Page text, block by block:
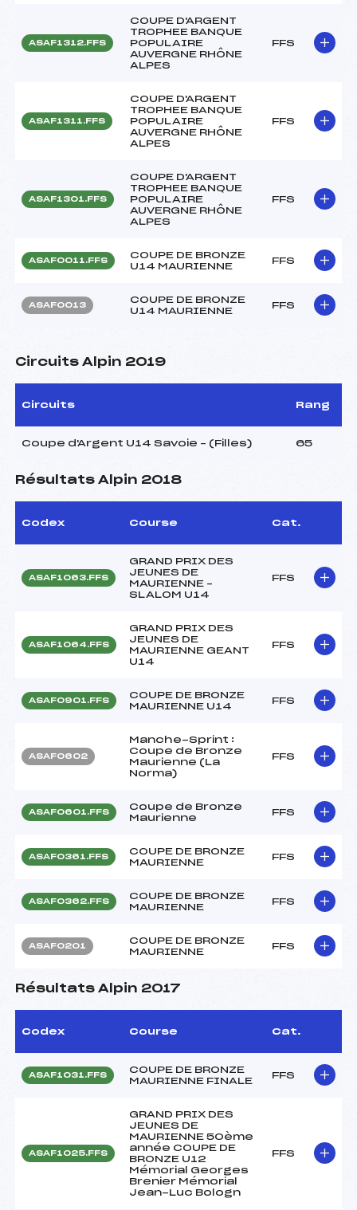
ASAF1312.FFS
COUPE D'ARGENT
TROPHEE BANQUE
POPULAIRE
AUVERGNE RHÔNE
ALPES
FFS
ASAF1311.FFS
COUPE D'ARGENT
TROPHEE BANQUE
POPULAIRE
AUVERGNE RHÔNE
ALPES
FFS
ASAF1301.FFS
COUPE D'ARGENT
TROPHEE BANQUE
POPULAIRE
AUVERGNE RHÔNE
ALPES
FFS
ASAF0011.FFS
COUPE DE BRONZE
U14 MAURIENNE
FFS
ASAF0013
COUPE DE BRONZE
U14 MAURIENNE
FFS
Circuits Alpin 2019
Circuits Rang
Coupe d'Argent U14 Savoie – (Filles) 65
Résultats Alpin 2018
Codex Course Cat.
ASAF1063.FFS
GRAND PRIX DES
JEUNES DE
MAURIENNE –
SLALOM U14
FFS
ASAF1064.FFS
GRAND PRIX DES
JEUNES DE
MAURIENNE GEANT
U14
FFS
ASAF0901.FFS
COUPE DE BRONZE
MAURIENNE U14
FFS
ASAF0602
Manche-Sprint :
Coupe de Bronze
Maurienne (La
Norma)
FFS
ASAF0601.FFS
Coupe de Bronze
Maurienne
FFS
ASAF0361.FFS
COUPE DE BRONZE
MAURIENNE
FFS
ASAF0362.FFS
COUPE DE BRONZE
MAURIENNE
FFS
ASAF0201
COUPE DE BRONZE
MAURIENNE
FFS
Résultats Alpin 2017
Codex Course Cat.
ASAF1031.FFS
COUPE DE BRONZE
MAURIENNE FINALE
FFS
ASAF1025.FFS
GRAND PRIX DES
JEUNES DE
MAURIENNE 50ème
année COUPE DE
BRONZE U12
Mémorial Georges
Brenier Mémorial
Jean-Luc Bologn
FFS